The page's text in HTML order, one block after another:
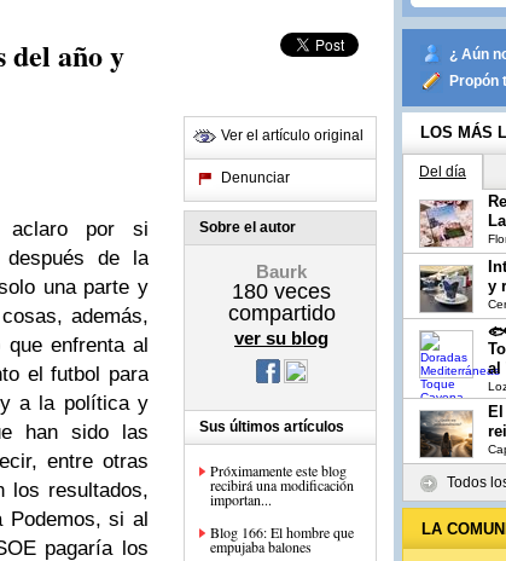
del año y
aclaro por si
después de la
una parte y
además,
enfrenta al
el futbol para
a la política y
han sido las
entre otras
los resultados,
Podemos, si al
pagaría los
Ver el artículo original
Denunciar
Sobre el autor
Baurk
180 veces
compartido
ver su blog
Sus últimos artículos
Próximamente este blog
recibirá una modificación
importan...
Blog 166: El hombre que
empujaba balones
¿ Aún
Propón
LOS MÁS
Del día
y
al
Todos
LA